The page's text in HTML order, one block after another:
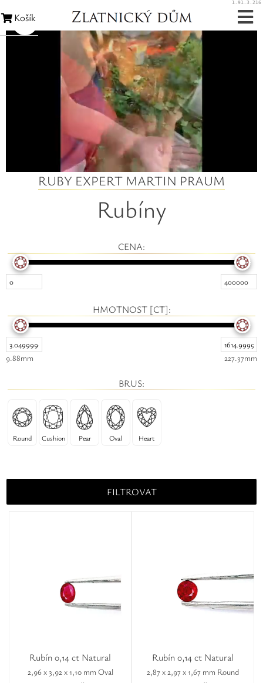
Zásnubní prsteny
Snubní prsteny
Zakázková výroba
Opravy šperků
Opravy hodinek
Diamanty
Safíry
Kontakt
Košík
1.91.3.216
RUBY EXPERT MARTIN PRAUM
Rubíny
CENA:
HMOTNOST [CT]:
9.88mm 227.37mm
BRUS:
Cushion Heart
Oval
Pear
Round
FILTROVAT
Rubín 0,14 ct Natural
2,96 x 3,92 x 1,10 mm Oval
Rubín 0,14 ct Natural
2,87 x 2,97 x 1,67 mm Round